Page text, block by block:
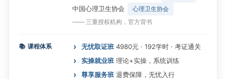
中国心理卫生协会
心理卫生协会
—— 三重授权机构，官方背书
📚 课程体系 无忧取证班4980元 · 192学时 · 考证通关
实操就业班理论+实操，系统训练
尊享服务班退费保障，无忧入行